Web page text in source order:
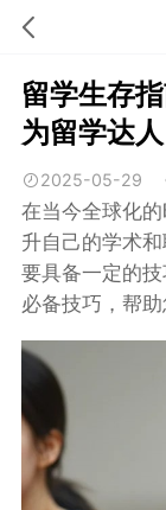
留学生存
为留学达人
2025-05-29
在当今全球化
升自己的学术
要具备一定的
必备技巧，帮助